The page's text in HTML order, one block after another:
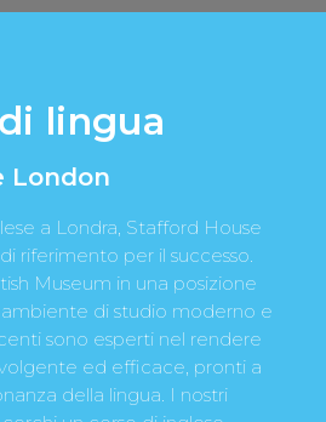
lingua
London
a Londra, Stafford House
riferimento per il successo.
Museum in una posizione
ambiente di studio moderno e
sono esperti nel rendere
ed efficace, pronti a
della lingua. I nostri